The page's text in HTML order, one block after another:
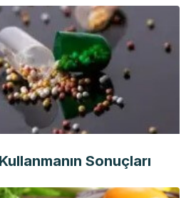
Sonuçları